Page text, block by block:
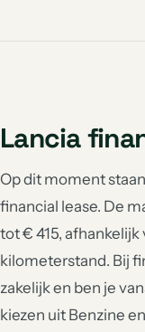
Lancia
Op dit moment
financial lease. De
tot € 415,
kilometerstand. Bij
zakelijk en ben je
kiezen uit Benzine